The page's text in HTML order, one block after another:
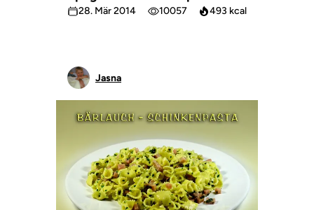
28. Mär 2014 10057 493 kcal
Jasna